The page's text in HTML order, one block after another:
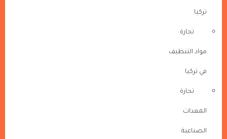
تركيا
تجارة
مواد التنظيف
في تركيا
تجارة
المعدات
الصناعية